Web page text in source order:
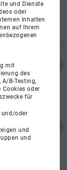
und Dienste
oder
Inhalten
auf Ihrem
mit
des
B-Testing,
Cookies oder
für
und/oder
und
und